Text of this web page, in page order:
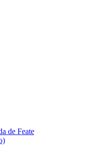
de Feate